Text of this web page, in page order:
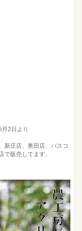
2日より
新庄店、奥田店、パスコ
販売してます。